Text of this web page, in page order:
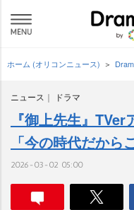
ホーム (オリコンニュース)
ニュース ドラマ
『御上先生』
「今の時代だから
2026-03-02 05:00